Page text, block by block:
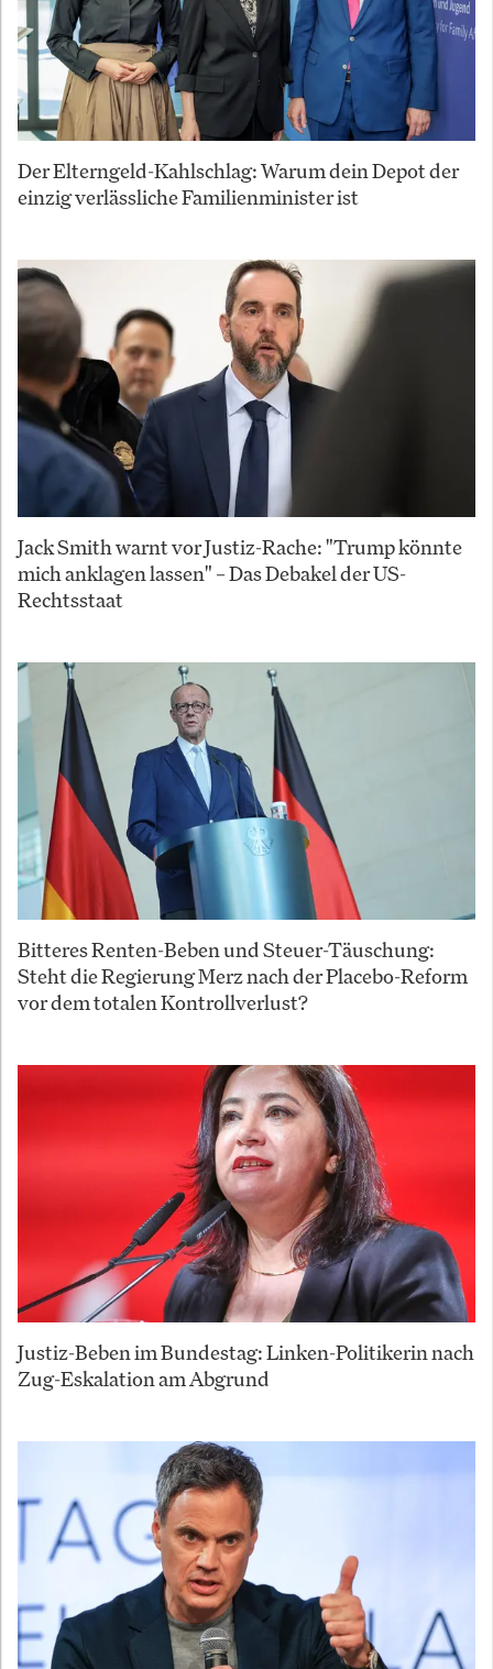
Der Elterngeld-Kahlschlag: Warum dein Depot der
einzig verlässliche Familienminister ist
Jack Smith warnt vor Justiz-Rache: "Trump könnte
mich anklagen lassen" – Das Debakel der US-
Rechtsstaat
Bitteres Renten-Beben und Steuer-Täuschung:
Steht die Regierung Merz nach der Placebo-Reform
vor dem totalen Kontrollverlust?
Justiz-Beben im Bundestag: Linken-Politikerin nach
Zug-Eskalation am Abgrund